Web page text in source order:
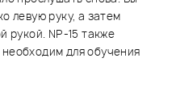
левую руку, а затем
рукой. NP-15 также
для обучения